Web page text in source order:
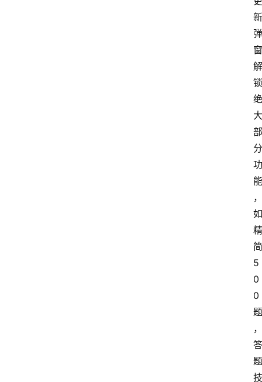
新
弹
窗
解
锁
绝
大
部
分
功
能
，
如
精
简
5
0
0
题
，
答
题
技